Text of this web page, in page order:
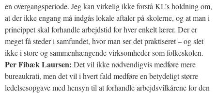
en overgangsperiode. Jeg kan virkelig ikke forstå KL’s holdning om,
at der ikke engang må indgås lokale aftaler på skolerne, og at man i
princippet skal forhandle arbejdstid for hver enkelt lærer. Der er
meget få steder i samfundet, hvor man ser det praktiseret – og slet
ikke i store og sammenhængende virksomheder som folkeskolen.
Per Fibæk Laursen: Det vil ikke nødvendigvis medføre mere
bureaukrati, men det vil i hvert fald medføre en betydeligt større
ledelsesopgave med hensyn til at forhandle arbejdsvilkårene for den